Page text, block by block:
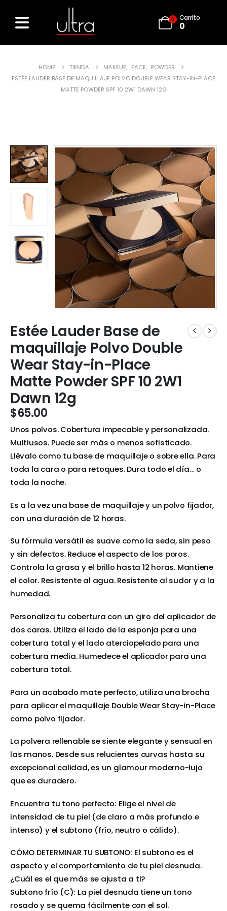
0 Carrito
0
HOME TIENDA MAKEUP, FACE, POWDER
ESTÉE LAUDER BASE DE MAQUILLAJE POLVO DOUBLE WEAR STAY-IN-PLACE
MATTE POWDER SPF 10 2W1 DAWN 12G
Estée Lauder Base de
maquillaje Polvo Double
Wear Stay-in-Place
Matte Powder SPF 10 2W1
Dawn 12g
$65.00
Unos polvos. Cobertura impecable y personalizada.
Multiusos. Puede ser más o menos sofisticado.
Llévalo como tu base de maquillaje o sobre ella. Para
toda la cara o para retoques. Dura todo el día… o
toda la noche.
Es a la vez una base de maquillaje y un polvo fijador,
con una duración de 12 horas.
Su fórmula versátil es suave como la seda, sin peso
y sin defectos. Reduce el aspecto de los poros.
Controla la grasa y el brillo hasta 12 horas. Mantiene
el color. Resistente al agua. Resistente al sudor y a la
humedad.
Personaliza tu cobertura con un giro del aplicador de
dos caras. Utiliza el lado de la esponja para una
cobertura total y el lado aterciopelado para una
cobertura media. Humedece el aplicador para una
cobertura total.
Para un acabado mate perfecto, utiliza una brocha
para aplicar el maquillaje Double Wear Stay-in-Place
como polvo fijador.
La polvera rellenable se siente elegante y sensual en
las manos. Desde sus relucientes curvas hasta su
excepcional calidad, es un glamour moderno-lujo
que es duradero.
Encuentra tu tono perfecto: Elige el nivel de
intensidad de tu piel (de claro a más profundo e
intenso) y el subtono (frío, neutro o cálido).
CÓMO DETERMINAR TU SUBTONO: El subtono es el
aspecto y el comportamiento de tu piel desnuda.
¿Cuál es el que más se ajusta a ti?
Subtono frío (C): La piel desnuda tiene un tono
rosado y se quema fácilmente con el sol.